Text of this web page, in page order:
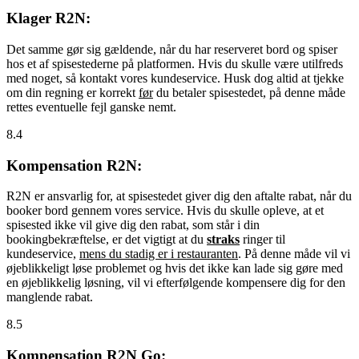
Klager R2N:
Det samme gør sig gældende, når du har reserveret bord og spiser
hos et af spisestederne på platformen. Hvis du skulle være utilfreds
med noget, så kontakt vores kundeservice. Husk dog altid at tjekke
om din regning er korrekt førdu betaler spisestedet, på denne måde
rettes eventuelle fejl ganske nemt.
8.4
Kompensation R2N:
R2N er ansvarlig for, at spisestedet giver dig den aftalte rabat, når du
booker bord gennem vores service. Hvis du skulle opleve, at et
spisested ikke vil give dig den rabat, som står i din
bookingbekræftelse, er det vigtigt at du straks ringer til
kundeservice, mens du stadig er i restauranten. På denne måde vil vi
øjeblikkeligt løse problemet og hvis det ikke kan lade sig gøre med
en øjeblikkelig løsning, vil vi efterfølgende kompensere dig for den
manglende rabat.
8.5
Kompensation R2N Go: